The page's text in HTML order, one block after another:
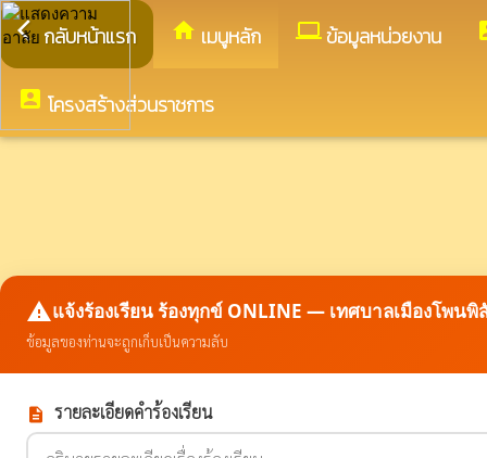
arrow_back_ios กลับหน้าแรก home เมนูหลัก computerข้อมูลหน่วยงาน
account_box โครงสร้างส่วนราชการ
report_problemแจ้งร้องเรียน ร้องทุกข์ ONLINE — เทศบาลเมืองโพน
ข้อมูลของท่านจะถูกเก็บเป็นความลับ
description รายละเอียดคำร้องเรียน